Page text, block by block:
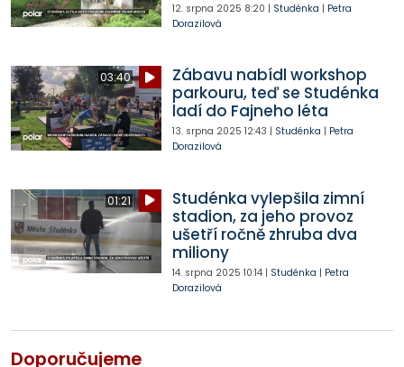
12. srpna 2025 8:20 | Studénka | Petra
Dorazilová
03:40
Zábavu nabídl workshop
parkouru, teď se Studénka
ladí do Fajneho léta
13. srpna 2025 12:43 | Studénka | Petra
Dorazilová
01:21
Studénka vylepšila zimní
stadion, za jeho provoz
ušetří ročně zhruba dva
miliony
14. srpna 2025 10:14| Studénka | Petra
Dorazilová
Doporučujeme